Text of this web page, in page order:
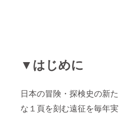
▼はじめに
日本の冒険・探検史の新た
な１頁を刻む遠征を毎年実